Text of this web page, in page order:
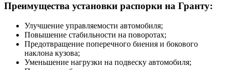
Преимущества установки распорки на Гранту:
Улучшение управляемости автомобиля;
Повышение стабильности на поворотах;
Предотвращение поперечного биения и бокового
наклона кузова;
Уменьшение нагрузки на подвеску автомобиля;